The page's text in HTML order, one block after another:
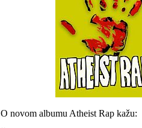
O novom albumu Atheist Rap kažu: